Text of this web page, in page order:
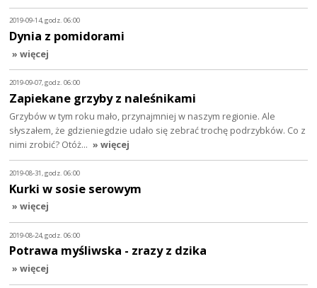
2019-09-14, godz. 06:00
Dynia z pomidorami
» więcej
2019-09-07, godz. 06:00
Zapiekane grzyby z naleśnikami
Grzybów w tym roku mało, przynajmniej w naszym regionie. Ale
słyszałem, że gdzieniegdzie udało się zebrać trochę podrzybków. Co z
nimi zrobić? Otóż… » więcej
2019-08-31, godz. 06:00
Kurki w sosie serowym
» więcej
2019-08-24, godz. 06:00
Potrawa myśliwska - zrazy z dzika
» więcej